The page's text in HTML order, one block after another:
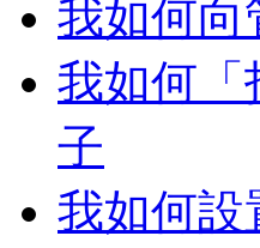
我如何向
我如何「
子
我如何設